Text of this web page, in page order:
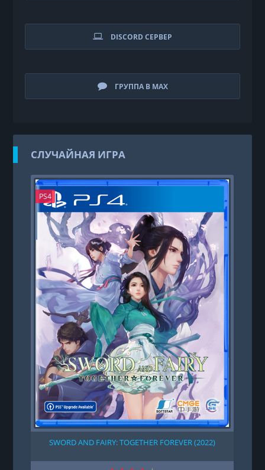
DISCORD СЕРВЕР
ГРУППА В MAX
СЛУЧАЙНАЯ ИГРА
PS4
SWORD AND FAIRY: TOGETHER FOREVER (2022)